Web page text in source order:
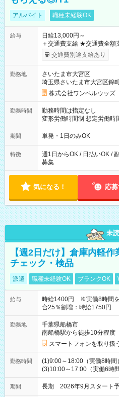
アルバイト 職種未経験OK
給与
日給13,000円～
＋交通費支給 ★交通費全額支給！ ┗案件により規定あり ★日払
いOK！（規定あり） ┗働
ンビニATMから 日払い分を引き落と
交通費別途支給あり
勤務地
さいたま市大宮区
埼玉県さいたま市大宮区錦
株式会社ワンベルウッズ
勤務時間
勤務時間は指定なし
変形労働時間制 想定労働時間160時間/月 【
～21：00
期間 単発・1日のみOK
特徴
週1日からOK / 日払いOK /
募集
気になる！ 応
未読
【週2日だけ】倉庫内軽
チェック・検品
派遣 職種未経験OK ブランクOK
給与
時給1400円 ※実働8時間を
合25％割増：時給1750円
勤務地
千葉県船橋市
南船橋駅から徒歩10分程度
スマートフォンを取り扱
勤務時間
(1)9:00～18:00（実働8時間
(3)10:00～17:00（実働6時
期間 長期 2026年9月スタート